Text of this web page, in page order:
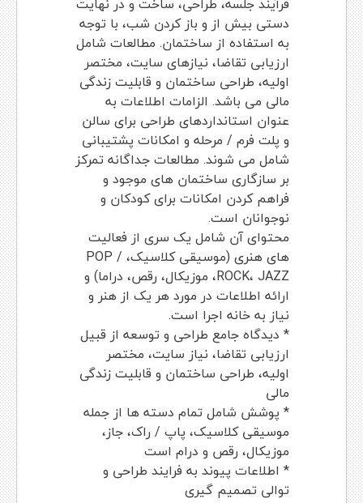
دستی بیش از و باز کردن شب، با توجه
به استفاده از ساختمان. مطالعات شامل
ارزیابی تقاضا، نیازهای سایت، مختصر
اولیه، طراحی ساختمان و قابلیت زندگی
مالی می باشد. الزامات اطلاعات به
عنوان استانداردهای طراحی برای سالن
و پلت فرم / مرحله و امکانات پشتیبانی
شامل می شوند. مطالعات جداگانه تمرکز
بر سازگاری ساختمان های موجود و
فراهم کردن امکانات برای کودکان و
نوجوانان است.
محتوای آن شامل یک سری از فعالیت
های هنری (موسیقی کلاسیک، POP /
ROCK، JAZZ، موزیکال، رقص، دراما) و
ارائه اطلاعات در مورد هر یک از هنر و
نیاز به خانه اجرا است.
* دیدگاه جامع طراحی و توسعه از قبیل
ارزیابی تقاضا، نیاز سایت، مختصر
اولیه، طراحی ساختمان و قابلیت زندگی
مالی
* پوشش شامل تمام دسته ها از جمله
موسیقی کلاسیک، پاپ / راک، جاز،
موزیکال، رقص و درام است
* اطلاعات پیوند به فرایند طراحی و
توالی تصمیم گیری